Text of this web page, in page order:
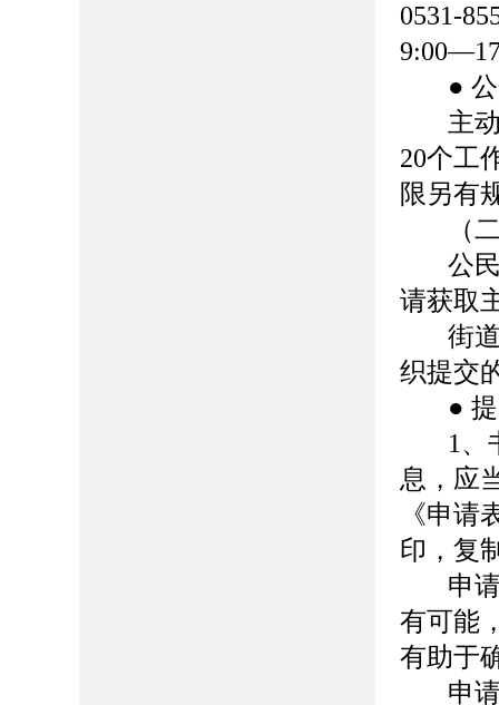
0531-
●
主
20个工
限另有
（
公
请获取
街
织提交
●
1 、
息，应
《申
印，复
申
有可能
有助于
申